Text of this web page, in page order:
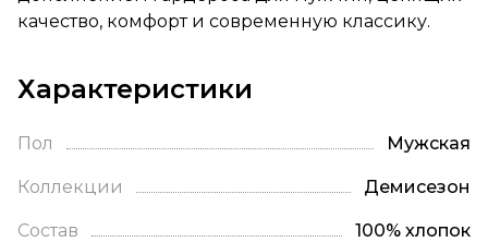
качество, комфорт и современную классику.
Характеристики
Пол Мужская
Коллекции Демисезон
Состав 100% хлопок